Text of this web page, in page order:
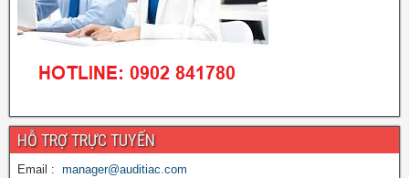
HỖ TRỢ TRỰC TUYẾN
Email : manager@auditiac.com